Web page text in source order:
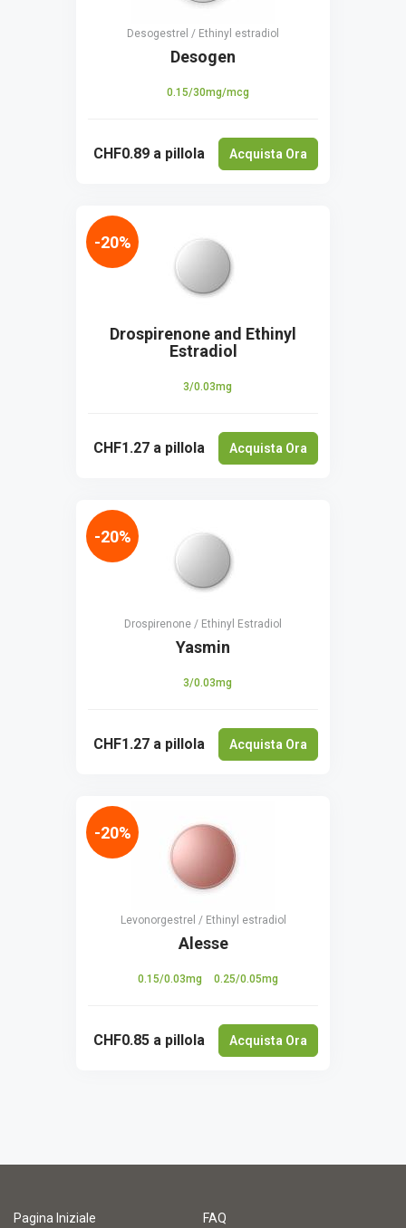
Desogestrel / Ethinyl estradiol
Desogen
0.15/30mg/mcg
CHF0.89 a pillola Acquista Ora
Drospirenone and Ethinyl
Estradiol
3/0.03mg
CHF1.27 a pillola Acquista Ora
-20%
Drospirenone / Ethinyl Estradiol
Yasmin
3/0.03mg
CHF1.27 a pillola Acquista Ora
-20%
Levonorgestrel / Ethinyl estradiol
Alesse
0.15/0.03mg 0.25/0.05mg
CHF0.85 a pillola Acquista Ora
-20%
Pagina Iniziale FAQ